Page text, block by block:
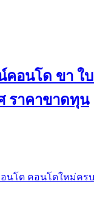
คอนโด ขา
ราคาขาดทุน
นโด คอนโดใหม่ค